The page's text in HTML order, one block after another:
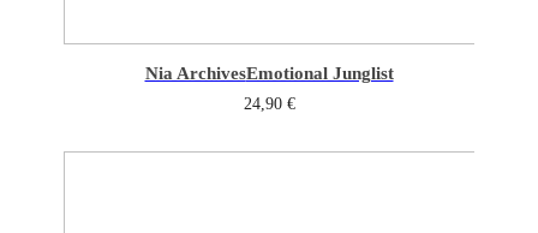
Nia ArchivesEmotional Junglist
24,90 €